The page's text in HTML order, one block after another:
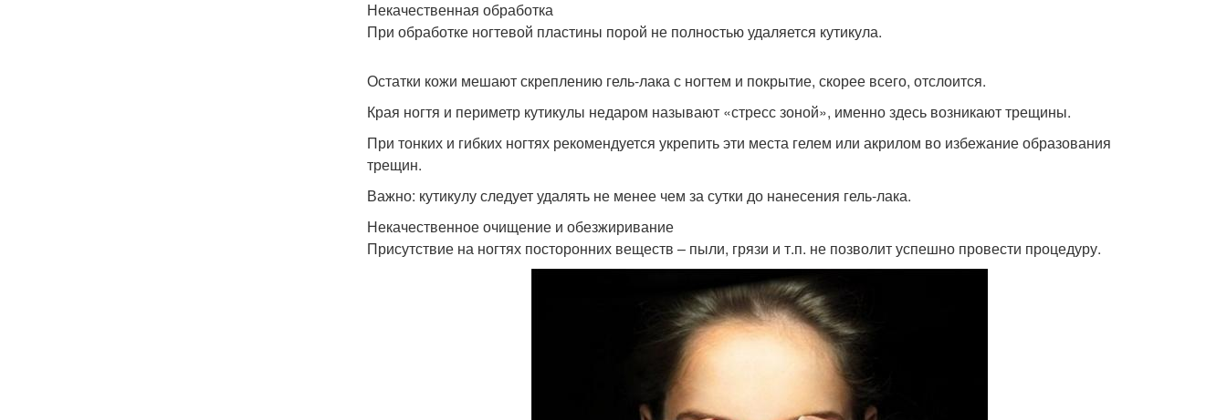
Некачественная обработка
При обработке ногтевой пластины порой не полностью удаляется кутикула.
Остатки кожи мешают скреплению гель-лака с ногтем и покрытие, скорее всего, отслоится.
Края ногтя и периметр кутикулы недаром называют «стресс зоной», именно здесь возникают трещины.
При тонких и гибких ногтях рекомендуется укрепить эти места гелем или акрилом во избежание образования
трещин.
Важно: кутикулу следует удалять не менее чем за сутки до нанесения гель-лака.
Некачественное очищение и обезжиривание
Присутствие на ногтях посторонних веществ – пыли, грязи и т.п. не позволит успешно провести процедуру.